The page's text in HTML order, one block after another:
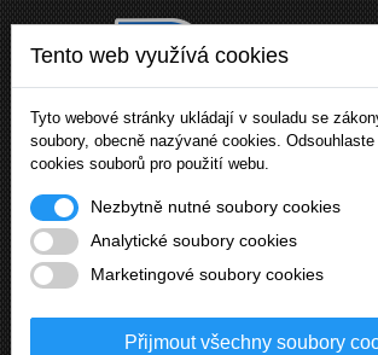
Tento web využívá cookies
Tyto webové stránky ukládají v souladu se
soubory, obecně nazývané cookies.
cookies souborů pro použití webu.
Nezbytně nutné soubory cookies
Analytické soubory cookies
Marketingové soubory cookies
Přijmout všechny soubory